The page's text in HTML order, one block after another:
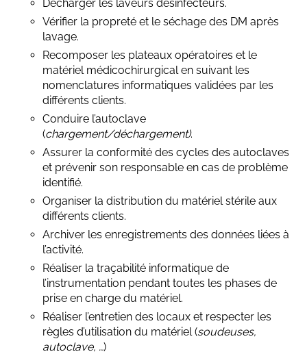
Décharger les laveurs désinfecteurs.
Vérifier la propreté et le séchage des DM après
lavage.
Recomposer les plateaux opératoires et le
matériel médicochirurgical en suivant les
nomenclatures informatiques validées par les
différents clients.
Conduire l’autoclave
(chargement/déchargement).
Assurer la conformité des cycles des autoclaves
et prévenir son responsable en cas de problème
identifié.
Organiser la distribution du matériel stérile aux
différents clients.
Archiver les enregistrements des données liées à
l’activité.
Réaliser la traçabilité informatique de
l’instrumentation pendant toutes les phases de
prise en charge du matériel.
Réaliser l’entretien des locaux et respecter les
règles d’utilisation du matériel (soudeuses,
autoclave, …)